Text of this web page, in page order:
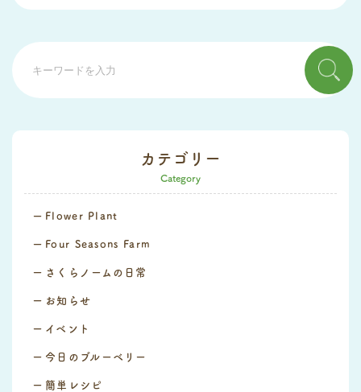
カテゴリー
Category
Flower Plant
Four Seasons Farm
さくらノームの日常
お知らせ
イベント
今日のブルーベリー
簡単レシピ